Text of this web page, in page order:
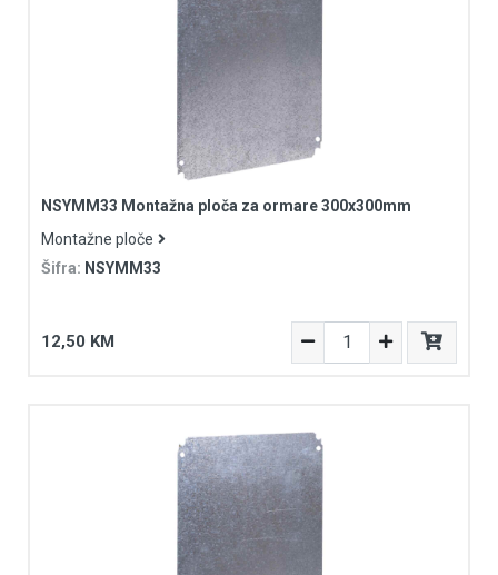
NSYMM33 Montažna ploča za ormare 300x300mm
Montažne ploče
Šifra: NSYMM33
12,50 KM